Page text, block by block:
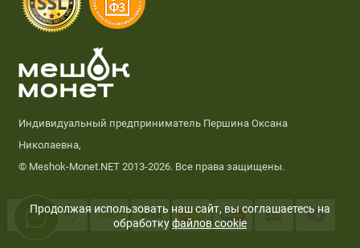
Индивидуальный предприниматель Першина Оксана
Николаевна,
© Meshok-Monet.NET 2013-2026. Все права защищены.
Продолжая использовать наш сайт, вы соглашаетесь на
обработкуфайлов cookie